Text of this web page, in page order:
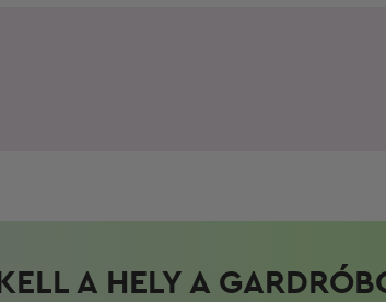
KELL A HELY A